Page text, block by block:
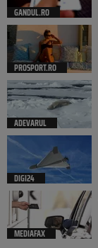
GANDUL.RO
PROSPORT.RO
ADEVARUL
DIGI24
MEDIAFAX